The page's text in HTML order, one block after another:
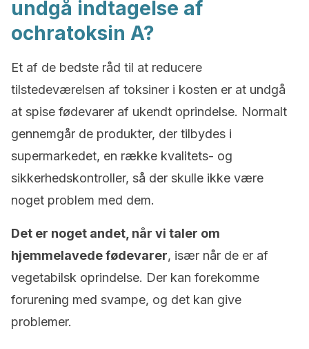
undgå indtagelse af
ochratoksin A?
Et af de bedste råd til at reducere
tilstedeværelsen af toksiner i kosten er at undgå
at spise fødevarer af ukendt oprindelse. Normalt
gennemgår de produkter, der tilbydes i
supermarkedet, en række kvalitets- og
sikkerhedskontroller, så der skulle ikke være
noget problem med dem.
Det er noget andet, når vi taler om
hjemmelavede fødevarer, især når de er af
vegetabilsk oprindelse. Der kan forekomme
forurening med svampe, og det kan give
problemer.